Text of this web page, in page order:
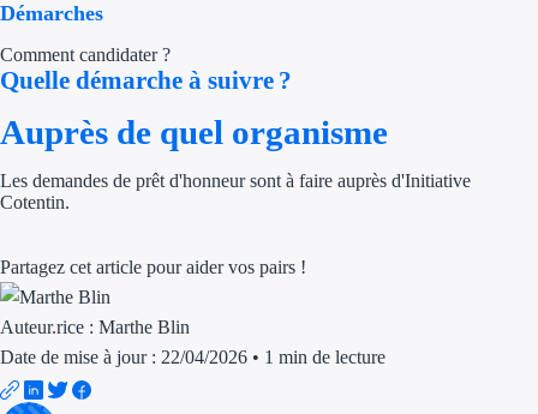
Aides Région
Aides Région
Démarches
Comment candidater ?
Quelle démarche à suivre ?
Auprès de quel organisme
Les demandes de prêt d'honneur sont à faire auprès d'Initiative
Cotentin.
Partagez cet article pour aider vos pairs !
Auteur.rice : Marthe Blin
Date de mise à jour : 22/04/2026 • 1 min de lecture